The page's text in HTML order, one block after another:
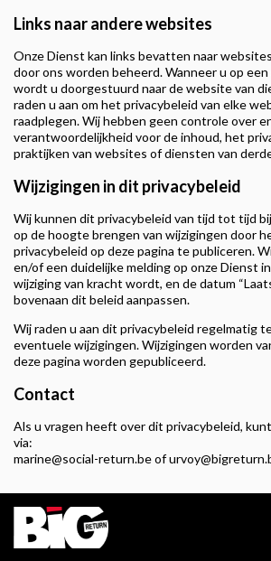
Links naar andere websites
Onze Dienst kan links bevatten naar
door ons worden beheerd. Wanneer u op
wordt u doorgestuurd naar de website van
raden u aan om het privacybeleid van elke
raadplegen. Wij hebben geen controle over
verantwoordelijkheid voor de inhoud, het
praktijken van websites of diensten van
Wijzigingen in dit privacybeleid
Wij kunnen dit privacybeleid van tijd tot tijd
op de hoogte brengen van wijzigingen door
privacybeleid op deze pagina te publiceren.
en/of een duidelijke melding op onze Dienst
wijziging van kracht wordt, en de datum
bovenaan dit beleid aanpassen.
Wij raden u aan dit privacybeleid regelmatig
eventuele wijzigingen. Wijzigingen worden
deze pagina worden gepubliceerd.
Contact
Als u vragen heeft over dit privacybeleid,
via:
marine@social-return.be of